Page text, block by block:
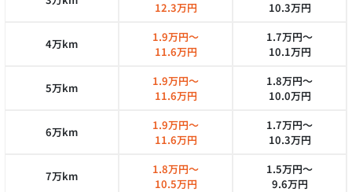
12.3万円
10.3万円
4万km
1.9万円～
11.6万円
1.7万円～
10.1万円
5万km
1.9万円～
11.6万円
1.8万円～
10.0万円
6万km
1.9万円～
11.6万円
1.7万円～
10.3万円
7万km
1.8万円～
10.5万円
1.5万円～
9.6万円